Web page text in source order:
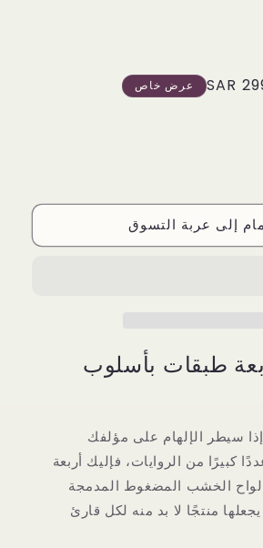
عرض خاص
إلى عربة التسوق
طبقات بأسلوب
سيطر الإلهام على مؤلفك
كبيرًا من الروايات، فإليك أربعة
الخشب المضغوط المدمجة
منتجًا لا بد منه لكل قارئ